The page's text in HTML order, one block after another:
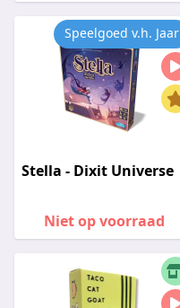
Speelgoed v.h. Jaar
Stella - Dixit Universe
Niet op voorraad